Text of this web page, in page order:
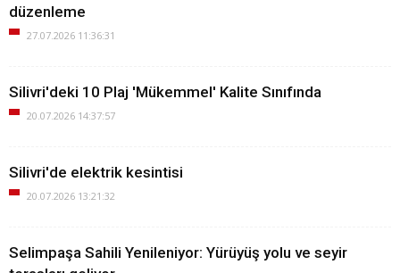
düzenleme
27.07.2026 11:36:31
Silivri'deki 10 Plaj 'Mükemmel' Kalite Sınıfında
20.07.2026 14:37:57
Silivri'de elektrik kesintisi
20.07.2026 13:21:32
Selimpaşa Sahili Yenileniyor: Yürüyüş yolu ve seyir